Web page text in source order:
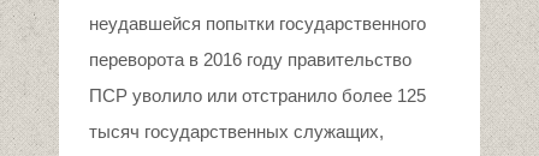
неудавшейся попытки государственного
переворота в 2016 году правительство
ПСР уволило или отстранило более 125
тысяч государственных служащих,